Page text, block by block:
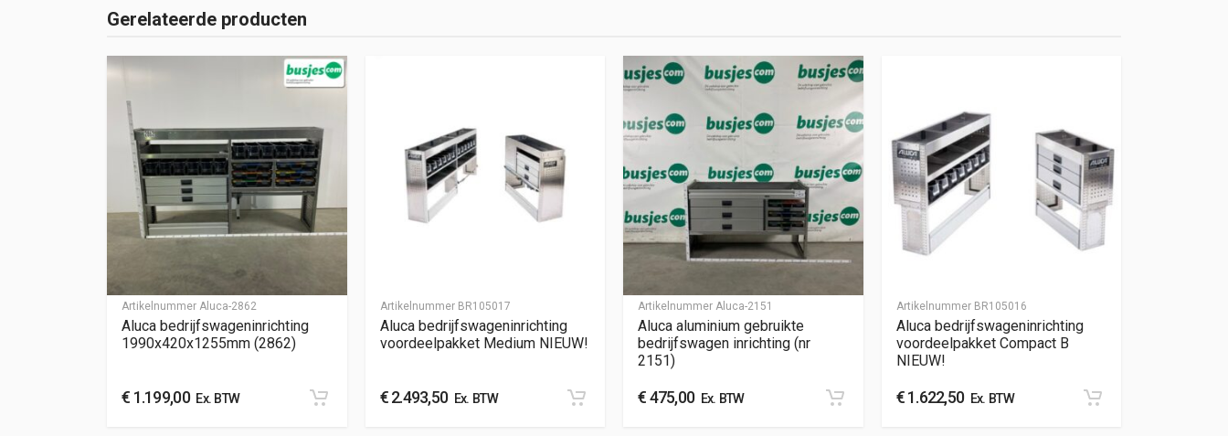
Gerelateerde producten
Artikelnummer Aluca-2862
Aluca bedrijfswageninrichting
1990x420x1255mm (2862)
€ 1.199,00Ex. BTW
Artikelnummer BR105017
Aluca bedrijfswageninrichting
voordeelpakket Medium NIEUW!
€2.493,50Ex. BTW
Artikelnummer Aluca-2151
Aluca aluminium gebruikte
bedrijfswagen inrichting (nr
2151)
€475,00Ex. BTW
Artikelnummer BR105016
Aluca bedrijfswageninrichting
voordeelpakket Compact B
NIEUW!
€1.622,50Ex. BTW